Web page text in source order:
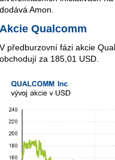
dodává Amon.
Akcie Qualcomm
V předburzovní fázi akcie
obchodují za 185,01 USD.